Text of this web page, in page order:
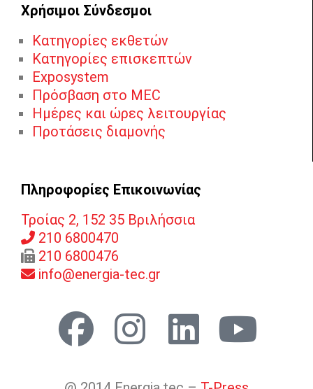
Χρήσιμοι Σύνδεσμοι
Κατηγορίες εκθετών
Κατηγορίες επισκεπτών
Exposystem
Πρόσβαση στο MEC
Ημέρες και ώρες λειτουργίας
Προτάσεις διαμονής
Πληροφορίες Επικοινωνίας
Τροίας 2, 152 35 Βριλήσσια
210 6800470
210 6800476
info@energia-tec.gr